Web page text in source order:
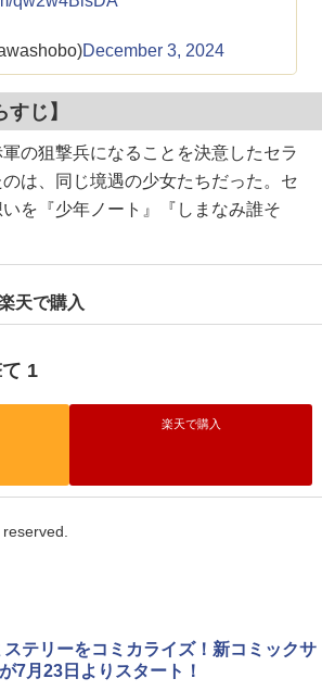
December 3, 2024
じ】
の狙撃兵になることを決意したセラ
は、同じ境遇の少女たちだった。セ
を『少年ノート』『しまなみ誰そ
天で購入
1
楽天で購入
テリーをコミカライズ！新コミックサ
7月23日よりスタート！